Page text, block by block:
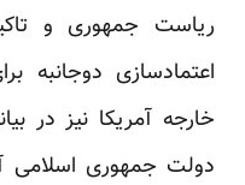
ریاست جمهوری و
اعتمادسازی دوجانبه
خارجه آمریکا نیز در
دولت جمهوری اسلامی